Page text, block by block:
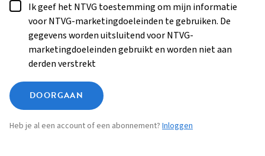
Ik geef het NTVG toestemming om mijn informatie
voor NTVG-marketingdoeleinden te gebruiken. De
gegevens worden uitsluitend voor NTVG-
marketingdoeleinden gebruikt en worden niet aan
derden verstrekt
DOORGAAN
Heb je al een account of een abonnement? Inloggen